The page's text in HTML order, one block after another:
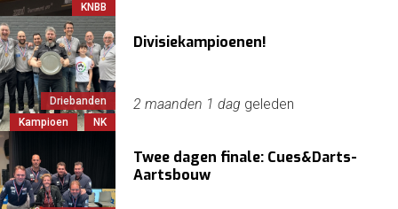
KNBB
Driebanden
Kampioen
NK
Divisiekampioenen!
2 maanden 1 dag geleden
Twee dagen finale: Cues&Darts-
Aartsbouw